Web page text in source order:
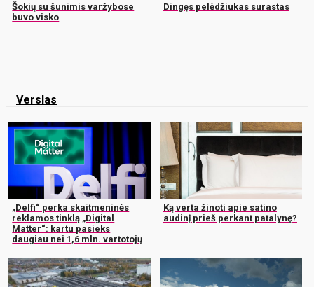
Šokių su šunimis varžybose
buvo visko
Dingęs pelėdžiukas surastas
Verslas
„Delfi“ perka skaitmeninės
reklamos tinklą „Digital
Matter“: kartu pasieks
daugiau nei 1,6 mln. vartotojų
Ką verta žinoti apie satino
audinį prieš perkant patalynę?